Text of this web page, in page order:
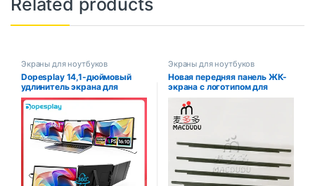
Related products
Экраны для ноутбуков
Dopesplay 14,1-дюймовый
удлинитель экрана для
ноутбука, тройной двойной
FHD 1200P IPS портативные
мониторы для Windows Mac
Android Chrome 14-17
дюймов
Экраны для ноутбуков
Новая передняя панель ЖК-
экрана с логотипом для
Macbook Pro Air Retina 13
дюймов A1706 A1708 A2338
A2289 A2159 A1932 A2337